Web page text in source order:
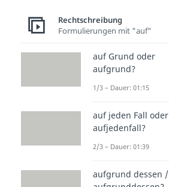
Rechtschreibung
Formulierungen mit "auf"
auf Grund oder
aufgrund?
1/3 – Dauer: 01:15
auf jeden Fall oder
aufjedenfall?
2/3 – Dauer: 01:39
aufgrund dessen /